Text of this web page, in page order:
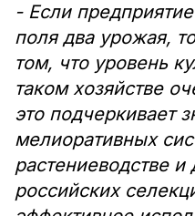
- Если
поля два урожая,
том, что уровень
таком хозяйстве
это подчеркивает
мелиоративных
растениеводстве
российских